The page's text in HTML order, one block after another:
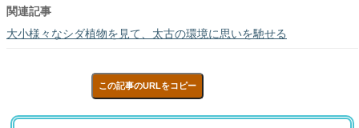
関連記事
大小様々なシダ植物を見て、太古の環境に思いを馳せる
この記事のURLをコピー